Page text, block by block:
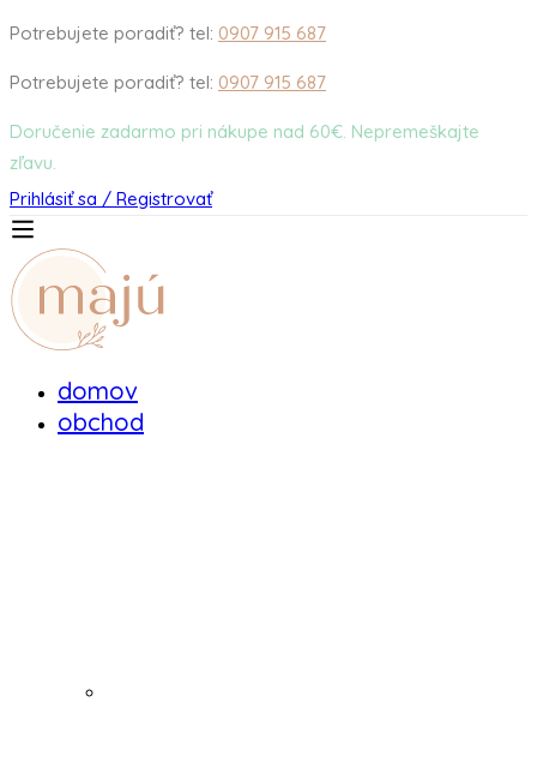
Potrebujete poradiť? tel: 0907 915 687
Potrebujete poradiť? tel: 0907 915 687
Doručenie zadarmo pri nákupe nad 60€. Nepremeškajte
zľavu.
Prihlásiť sa / Registrovať
domov
obchod